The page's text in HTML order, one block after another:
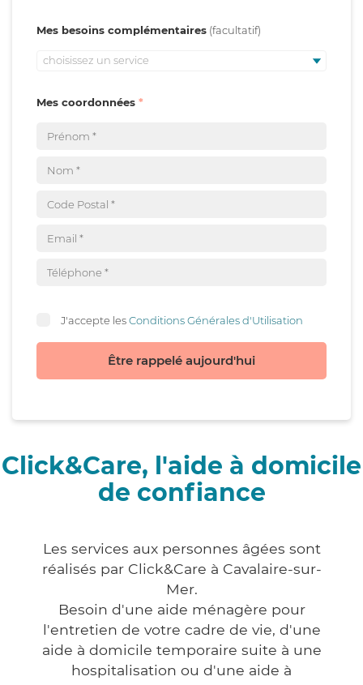
Mes besoins complémentaires
choisissez un service
Mes coordonnées
J'accepte lesConditions Générales d'Utilisation
Être rappelé aujourd'hui
Click&Care, l'aide à domicile
de confiance
Les services aux personnes âgées sont
réalisés par Click&Care à Cavalaire-sur-
Mer.
Besoin d'une aide ménagère pour
l'entretien de votre cadre de vie, d'une
aide à domicile temporaire suite à une
hospitalisation ou d'une aide à